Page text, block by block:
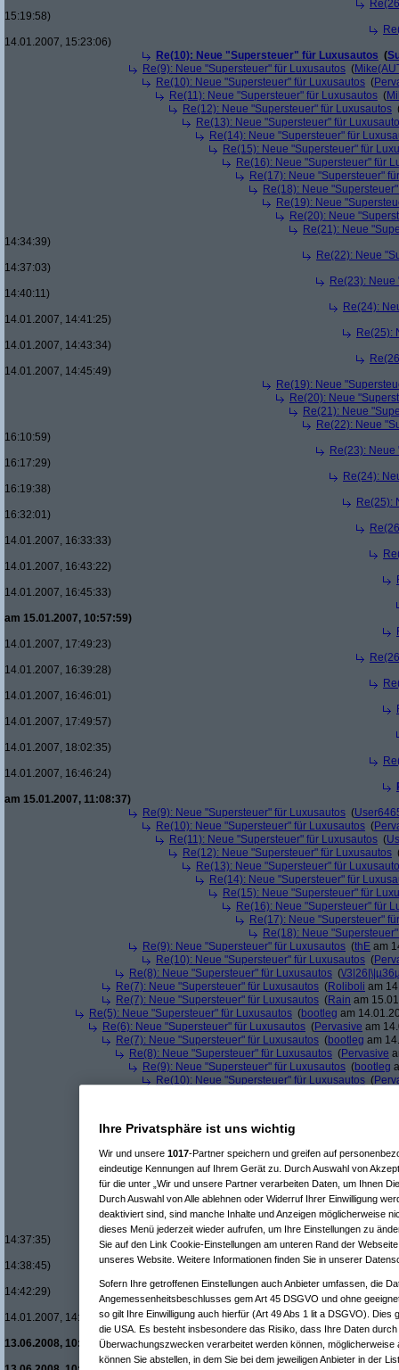
15:19:58)
14.01.2007, 15:23:06)
Re(10): Neue "Supersteuer" für Luxusautos (
Re(9): Neue "Supersteuer" für Luxusautos (
Re(10): Neue "Supersteuer" für Luxusautos (
Re(11): Neue "Supersteuer" für Luxusautos (
Re(12): Neue "Supersteuer" für Luxusautos
Re(13): Neue "Supersteuer" für
Re(14): Neue "Supersteuer" für
Re(15): Neue "Supersteuer" für
Re(16): Neue "Supersteuer" für
Re(17): Neue "Supersteuer"
Re(18): Neue
Re(19): Neue
Re(20): Neue
Re(21): Neue
14:34:39)
Re(22): Neue
14:37:03)
Re(23):
14:40:11)
Re(24):
14.01.2007, 14:41:25)
Re(25):
14.01.2007, 14:43:34)
14.01.2007, 14:45:49)
Re(19): Neue
Re(20): Neue
Re(21): Neue
Re(22): Neue
16:10:59)
Re(23):
16:17:29)
Re(24):
16:19:38)
Re(25):
16:32:01)
14.01.2007, 16:33:33)
14.01.2007, 16:43:22)
14.01.2007, 16:45:33)
am 15.01.2007, 10:57:59)
14.01.2007, 17:49:23)
14.01.2007, 16:39:28)
14.01.2007, 16:46:01)
14.01.2007, 17:49:57)
14.01.2007, 18:02:35)
14.01.2007, 16:46:24)
am 15.01.2007, 11:08:37)
Re(9): Neue "Supersteuer" für Luxusautos (
Re(10): Neue "Supersteuer" für Luxusautos (
Re(11): Neue "Supersteuer" für Luxusautos (
Re(12): Neue "Supersteuer" für Luxusautos
Re(13): Neue "Supersteuer" für
Re(14): Neue "Supersteuer" für
Re(15): Neue "Supersteuer" für
Re(16): Neue "Supersteuer" für
Re(17): Neue "Supersteuer"
Re(18): Neue
Re(9): Neue "Supersteuer" für Luxusautos (thE am
Re(10): Neue "Supersteuer" für Luxusautos (
Re(8): Neue "Supersteuer" für Luxusautos (\/
Re(7): Neue "Supersteuer" für Luxusautos (Roliboli am
Re(7): Neue "Supersteuer" für Luxusautos (Rain am
Re(5): Neue "Supersteuer" für Luxusautos (bootleg am
Re(6): Neue "Supersteuer" für Luxusautos (Pervasive am
Re(7): Neue "Supersteuer" für Luxusautos (bootleg am
Re(8): Neue "Supersteuer" für Luxusautos (Pervasive
Re(9): Neue "Supersteuer" für Luxusautos (bootleg
Re(10): Neue "Supersteuer" für Luxusautos (
Re(14): Neue "Supersteuer" für
Re(15): Neue "Supersteuer" für
Re(16): Neue "Supersteuer" für
Re(17): Neue "Supersteuer"
Re(18): Neue
Re(19): Neue
Re(20): Neue
Re(21): Neue
14:37:35)
Re(22): Neue
14:38:45)
Re(23): Neue
14:42:29)
Re(24):
14.01.2007, 14:42:55)
Re(23):
13.06.2008, 10:16:34)
Re(24):
Ihre Privatsphäre ist uns wichtig
Wir und unsere 1017-Partner speichern und greifen auf
eindeutige Kennungen auf Ihrem Gerät zu. Durch Auswahl von
für die unter „Wir und unsere Partner verarbeiten Daten, um Ihnen
Durch Auswahl von Alle ablehnen oder Widerruf Ihrer Einwilligung
deaktiviert sind, sind manche Inhalte und Anzeigen möglicherweise
dieses Menü jederzeit wieder aufrufen, um Ihre Einstellungen zu
Sie auf den Link Cookie-Einstellungen am unteren Rand der
unseres Website. Weitere Informationen finden Sie in unserer
Sofern Ihre getroffenen Einstellungen auch Anbieter umfassen, die
Angemessenheitsbeschlusses gem Art 45 DSGVO und ohne
so gilt Ihre Einwilligung auch hierfür (Art 49 Abs 1 lit a DSGVO). Dies
die USA. Es besteht insbesondere das Risiko, dass Ihre Daten
Überwachungszwecken verarbeitet werden können,
können Sie abstellen, in dem Sie bei dem jeweiligen Anbieter in der